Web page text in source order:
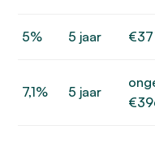
5% 5 jaar
7,1% 5 jaar